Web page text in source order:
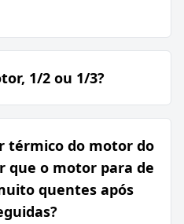
1/2 ou 1/3?
térmico do motor do
que o motor para de
quentes após